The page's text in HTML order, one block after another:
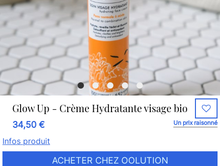
Glow Up - Crème Hydratante visage bio
34,50 € Un prix raisonné
Infos produit
ACHETER CHEZ OOLUTION